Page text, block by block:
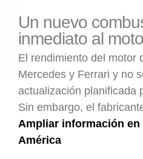
Un nuevo
inmediato al
El rendimiento del motor
Mercedes y Ferrari y no
actualización planificada
Sin embargo, el
Ampliar información
América